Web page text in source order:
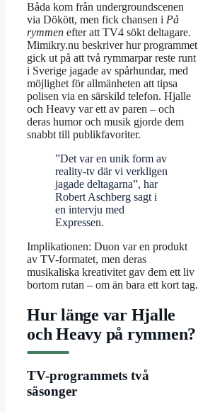
Båda kom från undergroundscenen
via Dökött, men fick chansen i På
rymmen efter att TV4 sökt deltagare.
Mimikry.nu beskriver hur programmet
gick ut på att två rymmarpar reste runt
i Sverige jagade av spårhundar, med
möjlighet för allmänheten att tipsa
polisen via en särskild telefon. Hjalle
och Heavy var ett av paren – och
deras humor och musik gjorde dem
snabbt till publikfavoriter.
”Det var en unik form av
reality‑tv där vi verkligen
jagade deltagarna”, har
Robert Aschberg sagt i
en intervju med
Expressen.
Implikationen: Duon var en produkt
av TV-formatet, men deras
musikaliska kreativitet gav dem ett liv
bortom rutan – om än bara ett kort tag.
Hur länge var Hjalle
och Heavy på rymmen?
TV-programmets två
säsonger